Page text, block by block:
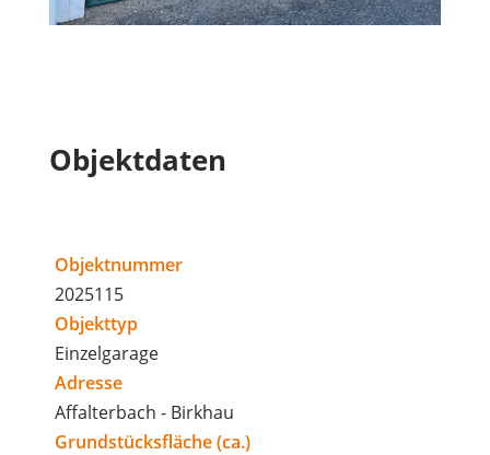
Objektdaten
Objektnummer
2025115
Objekttyp
Einzelgarage
Adresse
Affalterbach - Birkhau
Grundstücksfläche (ca.)